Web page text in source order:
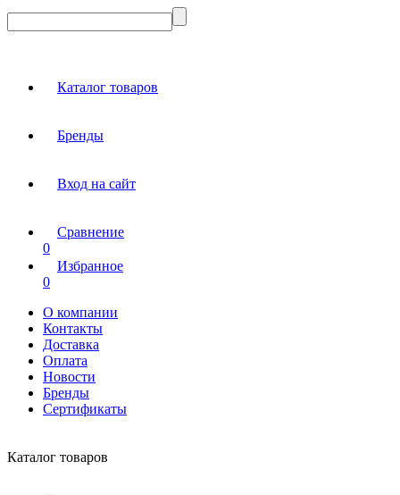
Каталог товаров
Бренды
Вход на сайт
Сравнение
0
Избранное
0
О компании
Контакты
Доставка
Оплата
Новости
Бренды
Сертификаты
Каталог товаров